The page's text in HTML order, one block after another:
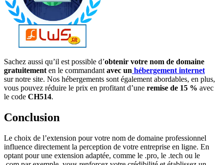
Sachez aussi qu’il est possible d’obtenir votre nom de domaine
gratuitement en le commandant avec un hébergement internet
sur notre site. Nos hébergements sont également abordables, en plus,
vous pouvez réduire le prix en profitant d’une remise de 15 % avec
le code CH514.
Conclusion
Le choix de l’extension pour votre nom de domaine professionnel
influence directement la perception de votre entreprise en ligne. En
optant pour une extension adaptée, comme le .pro, le .tech ou le